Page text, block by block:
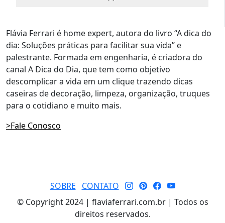
Flávia Ferrari é home expert, autora do livro “A dica do
dia: Soluções práticas para facilitar sua vida” e
palestrante. Formada em engenharia, é criadora do
canal A Dica do Dia, que tem como objetivo
descomplicar a vida em um clique trazendo dicas
caseiras de decoração, limpeza, organização, truques
para o cotidiano e muito mais.
>Fale Conosco
SOBRE
CONTATO
© Copyright 2024 | flaviaferrari.com.br | Todos os
direitos reservados.